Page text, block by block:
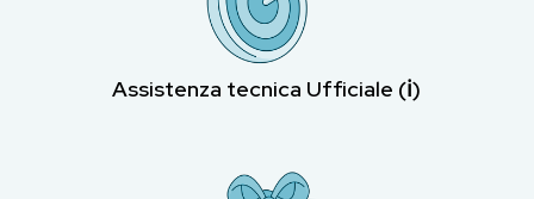
Assistenza tecnica Ufficiale (ℹ︎)